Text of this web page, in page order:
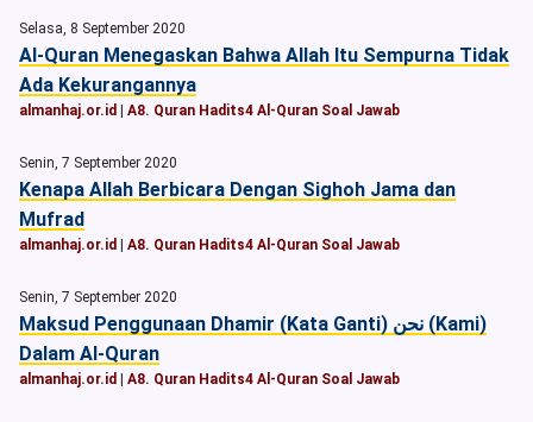
Selasa, 8 September 2020
Al-Quran Menegaskan Bahwa Allah Itu Sempurna Tidak
Ada Kekurangannya
almanhaj.or.id A8. Quran Hadits4 Al-Quran Soal Jawab
Senin, 7 September 2020
Kenapa Allah Berbicara Dengan Sighoh Jama dan
Mufrad
almanhaj.or.id A8. Quran Hadits4 Al-Quran Soal Jawab
Senin, 7 September 2020
Maksud Penggunaan Dhamir (Kata Ganti) نحن (Kami)
Dalam Al-Quran
almanhaj.or.id A8. Quran Hadits4 Al-Quran Soal Jawab